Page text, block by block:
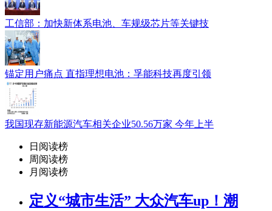
工信部：加快新体系电池、车规级芯片等关键技
锚定用户痛点 直指理想电池：孚能科技再度引领
我国现存新能源汽车相关企业50.56万家 今年上半
日阅读榜
周阅读榜
月阅读榜
定义“城市生活” 大众汽车up！潮